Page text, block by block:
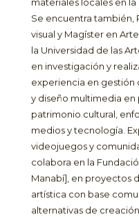
Se encuentra también,
visual y Magíster en
la Universidad de las
en investigación y
experiencia en gestión
y diseño multimedia
patrimonio cultural,
medios y tecnología.
videojuegos y
colabora en la
Manabí], en proyectos
artística con base
alternativas de